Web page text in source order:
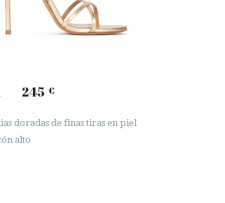
245 €
doradas de finas tiras en piel
alto